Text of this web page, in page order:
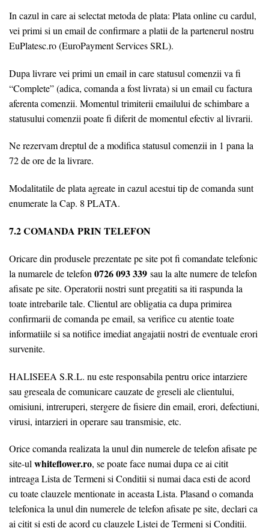
In cazul in care ai selectat metoda de plata: Plata online cu cardul,
vei primi si un email de confirmare a platii de la partenerul nostru
EuPlatesc.ro (EuroPayment Services SRL).
Dupa livrare vei primi un email in care statusul comenzii va fi
“Complete” (adica, comanda a fost livrata) si un email cu factura
aferenta comenzii. Momentul trimiterii emailului de schimbare a
statusului comenzii poate fi diferit de momentul efectiv al livrarii.
Ne rezervam dreptul de a modifica statusul comenzii in 1 pana la
72 de ore de la livrare.
Modalitatile de plata agreate in cazul acestui tip de comanda sunt
enumerate la Cap. 8 PLATA.
7.2 COMANDA PRIN TELEFON
Oricare din produsele prezentate pe site pot fi comandate telefonic
la numarele de telefon 0726 093 339 sau la alte numere de telefon
afisate pe site. Operatorii nostri sunt pregatiti sa iti raspunda la
toate intrebarile tale. Clientul are obligatia ca dupa primirea
confirmarii de comanda pe email, sa verifice cu atentie toate
informatiile si sa notifice imediat angajatii nostri de eventuale erori
survenite.
HALISEEA S.R.L. nu este responsabila pentru orice intarziere
sau greseala de comunicare cauzate de greseli ale clientului,
omisiuni, intreruperi, stergere de fisiere din email, erori, defectiuni,
virusi, intarzieri in operare sau transmisie, etc.
Orice comanda realizata la unul din numerele de telefon afisate pe
site-ulwhiteflower.ro, se poate face numai dupa ce ai citit
intreaga Lista de Termeni si Conditii si numai daca esti de acord
cu toate clauzele mentionate in aceasta Lista. Plasand o comanda
telefonica la unul din numerele de telefon afisate pe site, declari ca
ai citit si esti de acord cu clauzele Listei de Termeni si Conditii.